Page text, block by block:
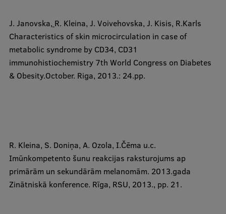
​J. Janovska, R. Kleina, J. Voivehovska, J. Kisis, R.Karls
Characteristics of skin microcirculation in case of
metabolic syndrome by CD34, CD31
immunohistiochemistry 7th World Congress on Diabetes
& Obesity.October. Riga, 2013.: 24.pp.
R. Kleina, S. Doniņa, A. Ozola, I.Čēma u.c.
Imūnkompetento šunu reakcijas raksturojums ap
primārām un sekundārām melanomām. 2013.gada
Zinātniskā konference. Rīga, RSU, 2013., pp. 21.